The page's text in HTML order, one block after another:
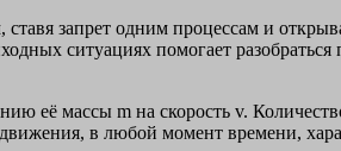
запрет одним процессам и
ситуациях помогает
её массы m на скорость v.
в любой момент времени,